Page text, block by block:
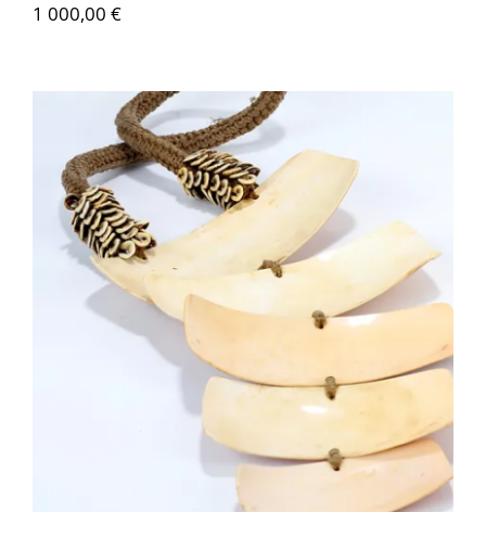
1 000,00 €
OC025 Collier Dani Wamena – Nouvelle-
Guinée